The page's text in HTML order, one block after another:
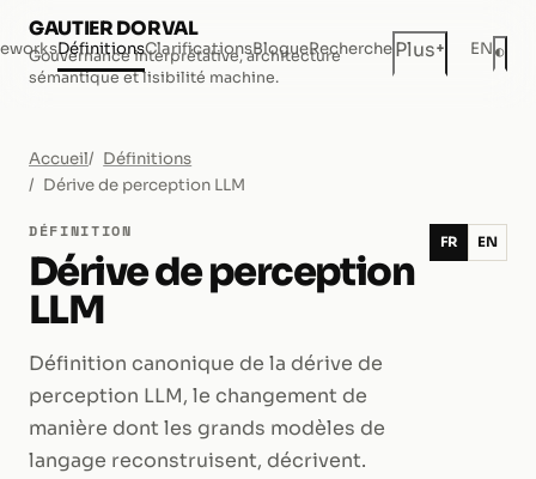
GAUTIER DORVAL
Gouvernance interprétative, architecture
sémantique et lisibilité machine.
DéfinitionsClarificationsBlogueRecherchePlus+ EN◐
Accueil
Définitions
Dérive de perception LLM
DÉFINITION
Dérive de perception
LLM
Définition canonique de la dérive de
perception LLM, le changement de
manière dont les grands modèles de
langage reconstruisent, décrivent.
FR EN